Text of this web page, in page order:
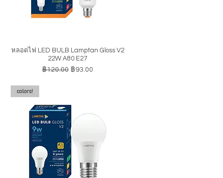
ดูข้อมูลด่วน
หลอดไฟ LED BULB Lamptan Gloss V2
22W A80 E27
ราคาปกติ
฿120.00 ราคาขายลด
฿93.00
colors!